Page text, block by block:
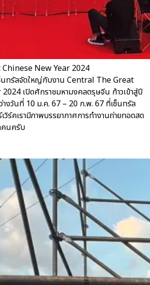
New Year 2024
ทรัลจัดใหญ่กับงาน Central The Great
เปิดศักราชมหามงคลตรุษจีน ก้าวเข้าสู่ปี
างวันที่ 10 ม.ค. 67 – 20 ก.พ. 67 ที่เซ็นทรัล
วิร์คเรามีภาพบรรยากาศการทำงานถ่ายทอดสด
คนครับ